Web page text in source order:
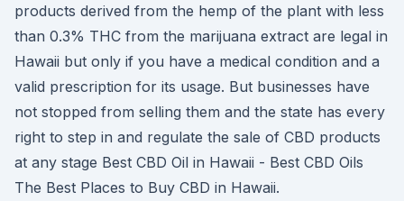
products derived from the hemp of the plant with less
than 0.3% THC from the marijuana extract are legal in
Hawaii but only if you have a medical condition and a
valid prescription for its usage. But businesses have
not stopped from selling them and the state has every
right to step in and regulate the sale of CBD products
at any stage Best CBD Oil in Hawaii - Best CBD Oils
The Best Places to Buy CBD in Hawaii.